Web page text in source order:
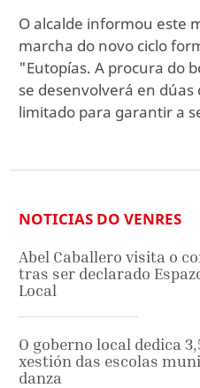
O alcalde informou este
marcha do novo ciclo
"Eutopías. A procura do
se desenvolverá en
limitado para garantir a
NOTICIAS DO VENRES
Abel Caballero visita o
tras ser declarado
Local
O goberno local dedica
xestión das escolas
danza